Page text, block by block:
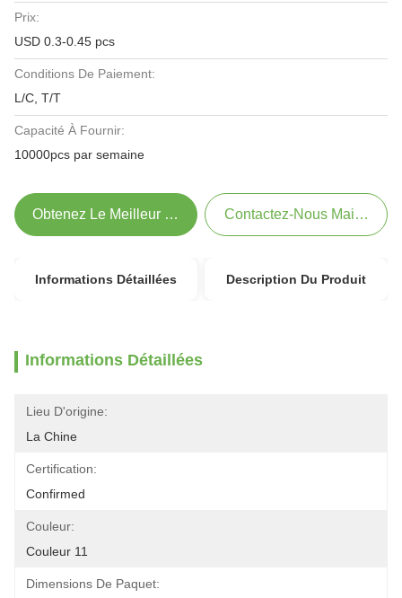
Prix:
USD 0.3-0.45 pcs
Conditions De Paiement:
L/C, T/T
Capacité À Fournir:
10000pcs par semaine
Obtenez Le Meilleur Prix Contactez-Nous Maintenant
Informations Détaillées Description Du Produit
Informations Détaillées
Lieu D'origine:
La Chine
Certification:
Confirmed
Couleur:
Couleur 11
Dimensions De Paquet: